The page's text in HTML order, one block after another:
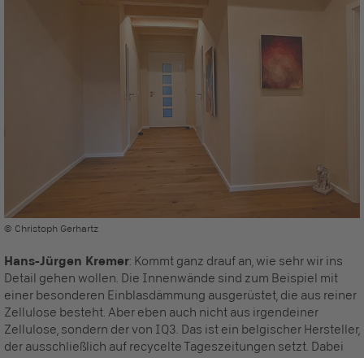
Hans-Jürgen Kremer: Kommt ganz drauf an, wie sehr wir ins
Detail gehen wollen. Die Innenwände sind zum Beispiel mit
einer besonderen Einblasdämmung ausgerüstet, die aus reiner
Zellulose besteht. Aber eben auch nicht aus irgendeiner
Zellulose, sondern der von IQ3. Das ist ein belgischer Hersteller,
der ausschließlich auf recycelte Tageszeitungen setzt. Dabei
© Christoph Gerhartz